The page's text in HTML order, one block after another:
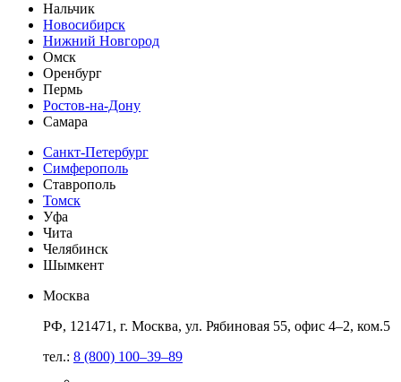
Нальчик
Новосибирск
Нижний Новгород
Омск
Оренбург
Пермь
Ростов-на-Дону
Самара
Санкт-Петербург
Симферополь
Ставрополь
Томск
Уфа
Чита
Челябинск
Шымкент
Москва
РФ, 121471, г. Москва, ул. Рябиновая 55, офис 4–2, ком.5
тел.: 8 (800) 100–39–89